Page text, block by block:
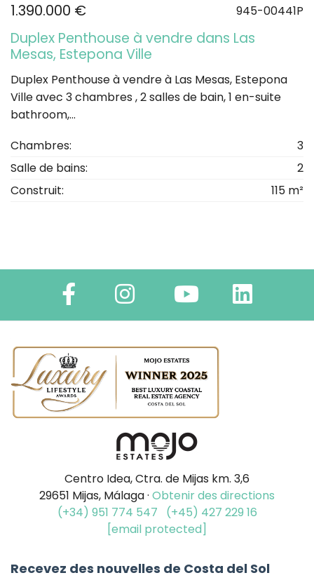
1.390.000 € 945-00441P
Duplex Penthouse à vendre dans Las
Mesas, Estepona Ville
Duplex Penthouse à vendre à Las Mesas, Estepona
Ville avec 3 chambres , 2 salles de bain, 1 en-suite
bathroom,...
Chambres:
3
Salle de bains:
2
Construit:
115 m²
Centro Idea, Ctra. de Mijas km. 3,6
29651 Mijas, Málaga · Obtenir des directions
(+34) 951 774 547
(+45) 427 229 16
[email protected]